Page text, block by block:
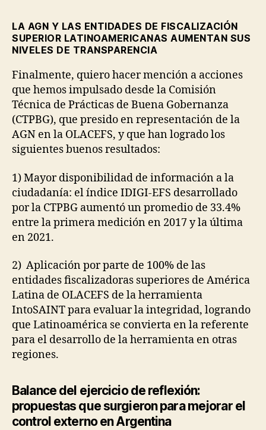
LA AGN Y LAS ENTIDADES DE FISCALIZACIÓN
SUPERIOR LATINOAMERICANAS AUMENTAN SUS
NIVELES DE TRANSPARENCIA
Finalmente, quiero hacer mención a acciones
que hemos impulsado desde la Comisión
Técnica de Prácticas de Buena Gobernanza
(CTPBG), que presido en representación de la
AGN en la OLACEFS, y que han logrado los
siguientes buenos resultados:
1) Mayor disponibilidad de información a la
ciudadanía: el índice IDIGI-EFS desarrollado
por la CTPBG aumentó un promedio de 33.4%
entre la primera medición en 2017 y la última
en 2021.
2) Aplicación por parte de 100% de las
entidades fiscalizadoras superiores de América
Latina de OLACEFS de la herramienta
IntoSAINT para evaluar la integridad, logrando
que Latinoamérica se convierta en la referente
para el desarrollo de la herramienta en otras
regiones.
Balance del ejercicio de reflexión:
propuestas que surgieron para mejorar el
control externo en Argentina